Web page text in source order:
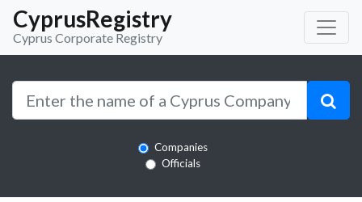
CyprusRegistry
Cyprus Corporate Registry
Companies
Officials